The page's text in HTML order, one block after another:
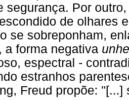
segurança. Por
de olhares
se sobreponham,
a forma negativa
espectral -
estranhos
Freud propõe: